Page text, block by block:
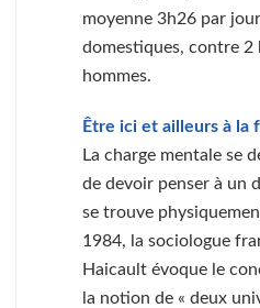
moyenne 3h26 par
domestiques, contre 2
hommes.
Être ici et ailleurs à la
La charge mentale se
de devoir penser à un
se trouve
1984, la sociologue
Haicault évoque le
la notion de « deux